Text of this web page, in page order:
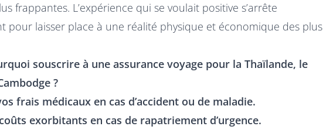
frappantes. L’expérience qui se voulait positive s’arrête
pour laisser place à une réalité physique et économique des plus
souscrire à une assurance voyage pour la Thaïlande, le
?
frais médicaux en cas d’accident ou de maladie.
exorbitants en cas de rapatriement d’urgence.